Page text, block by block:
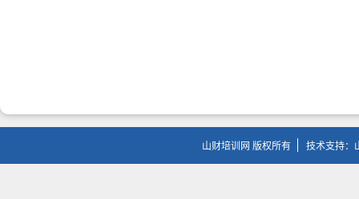
山财培训网 版权所有 技术支持：